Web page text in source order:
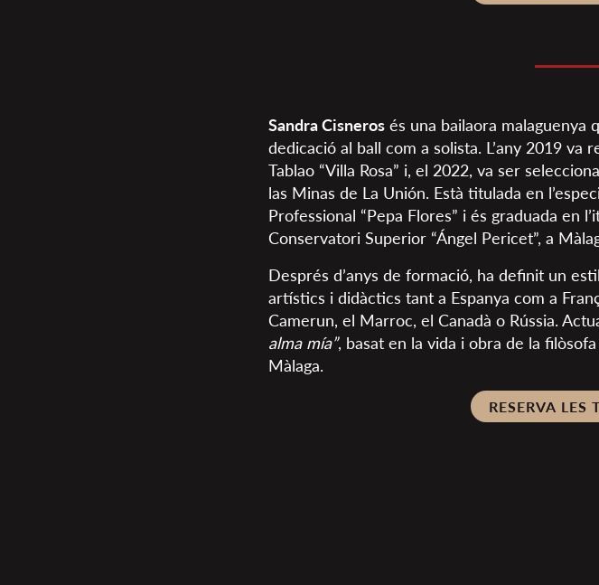
Sandra Cisneros és una bailaora malaguenya
dedicació al ball com a solista. L’any 2019
Tablao “Villa Rosa” i, el 2022, va ser
las Minas de La Unión. Està titulada en
Professional “Pepa Flores” i és graduada en
Conservatori Superior “Ángel Pericet”, a
Després d’anys de formació, ha definit un
artístics i didàctics tant a Espanya com a
Camerun, el Marroc, el Canadà o Rússia.
alma mía”, basat en la vida i obra de la
Màlaga.
RESERVA LES